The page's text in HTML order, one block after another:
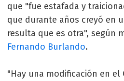
que "fue estafada y
que durante años creyó en
resulta que es otra", según
Fernando Burlando.
"Hay una modificación en el